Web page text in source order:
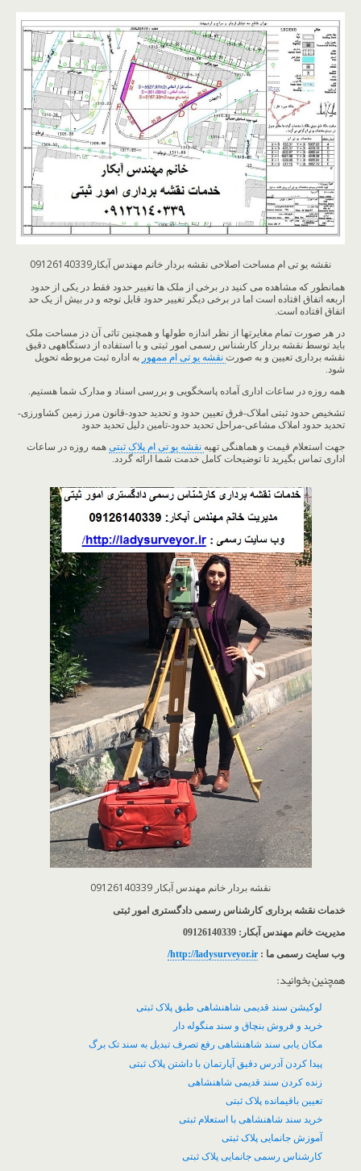
نقشه یو تی ام مساحت اصلاحی نقشه بردار خانم مهندس آبکار09126140339
همانطور که مشاهده می کنید در برخی از ملک ها تغییر حدود فقط در یکی از حدود
اربعه اتفاق افتاده است اما در برخی دیگر تغییر حدود قابل توجه و در بیش از یک حد
اتفاق افتاده است.
در هر صورت تمام مغایرتها از نظر اندازه طولها و همچنین تاثی آن دز مساحت ملک
باید توسط نقشه بردار کارشناس رسمی امور ثبتی و با استفاده از دستگاههی دقیق
نقشه برداری تعیین و به صورت نقشه یو تی ام ممهور به اداره ثبت مربوطه تحویل
شود.
همه روزه در ساعات اداری آماده پاسخگویی و بررسی اسناد و مدارک شما هستیم.
تشخیص حدود ثبتی املاک-فرق تعیین حدود و تحدید حدود-قانون مرز زمین کشاورزی-
تحدید حدود املاک مشاعی-مراحل تحدید حدود-تامین دلیل تحدید حدود
جهت استعلام قیمت و هماهنگی تهیه نقشه یو تی ام پلاک ثبتی همه روزه در ساعات
اداری تماس بگیرید تا توضیحات کامل خدمت شما ارائه گردد.
نقشه بردار خانم مهندس آبکار 09126140339
خدمات نقشه برداری کارشناس رسمی دادگستری امور ثبتی
مدیریت خانم مهندس آبکار: 09126140339
وب سایت رسمی ما : http://ladysurveyor.ir/
همچنین بخوانید:
لوکیشن سند قدیمی شاهنشاهی طبق پلاک ثبتی
خرید و فروش بنچاق و سند منگوله دار
مکان یابی سند شاهنشاهی رفع تصرف تبدیل به سند تک برگ
پیدا کردن آدرس دقیق آپارتمان با داشتن پلاک ثبتی
زنده کردن سند قدیمی شاهنشاهی
تعیین باقیمانده پلاک ثبتی
خرید سند شاهنشاهی با استعلام ثبتی
آموزش جانمایی پلاک ثبتی
کارشناس رسمی جانمایی پلاک ثبتی